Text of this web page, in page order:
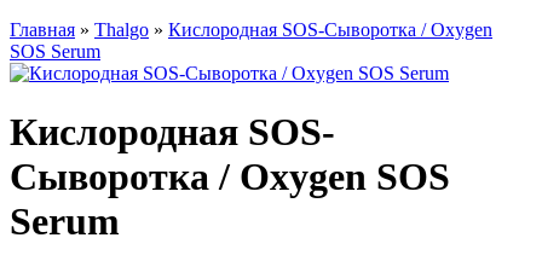
Главная » Thalgo » Кислородная SOS-Сыворотка / Oxygen
SOS Serum
Кислородная SOS-
Сыворотка / Oxygen SOS
Serum